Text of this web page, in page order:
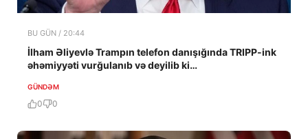
BU GÜN / 20:44
İlham Əliyevlə Trampın telefon danışığında TRIPP-ink
əhəmiyyəti vurğulanıb və deyilib ki…
GÜNDƏM
0 0